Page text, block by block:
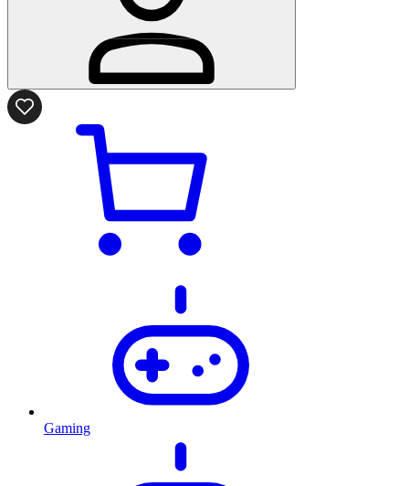
Gaming